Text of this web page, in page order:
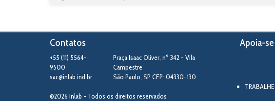
Contatos
+55 (11) 5564-
9500
sac@inlab.ind.br
Praça Isaac Oliver, n° 342 - Vila
Campestre
São Paulo, SP CEP: 04330-130
Apoia-se
©2026 Inlab - Todos os direitos reservados